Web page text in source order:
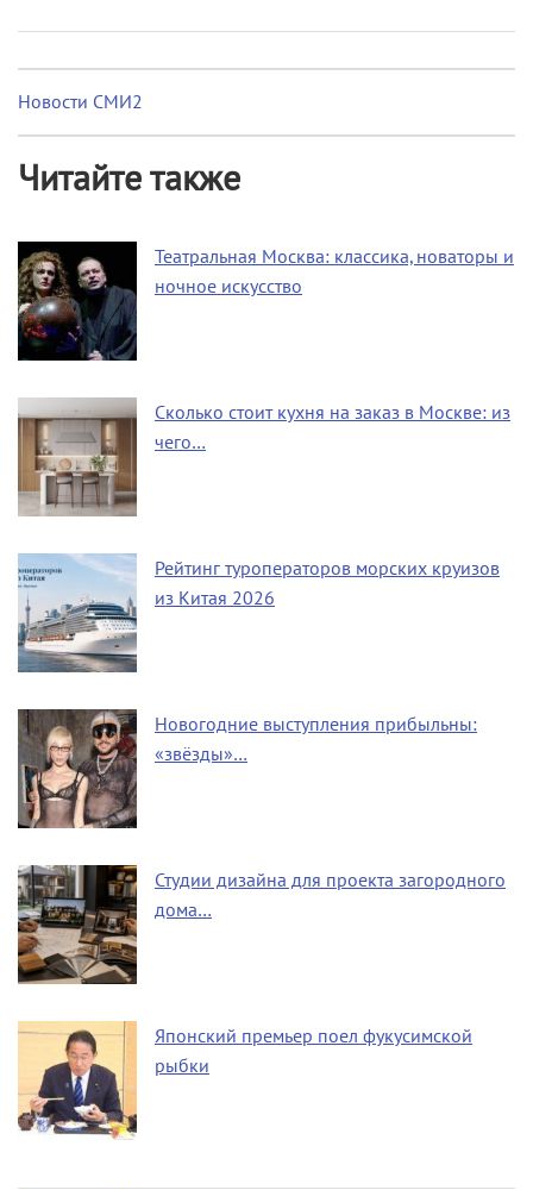
Новости СМИ2
Читайте также
Театральная Москва: классика, новаторы и
ночное искусство
Сколько стоит кухня на заказ в Москве: из
чего…
Рейтинг туроператоров морских круизов
из Китая 2026
Новогодние выступления прибыльны:
«звёзды»…
Студии дизайна для проекта загородного
дома…
Японский премьер поел фукусимской
рыбки